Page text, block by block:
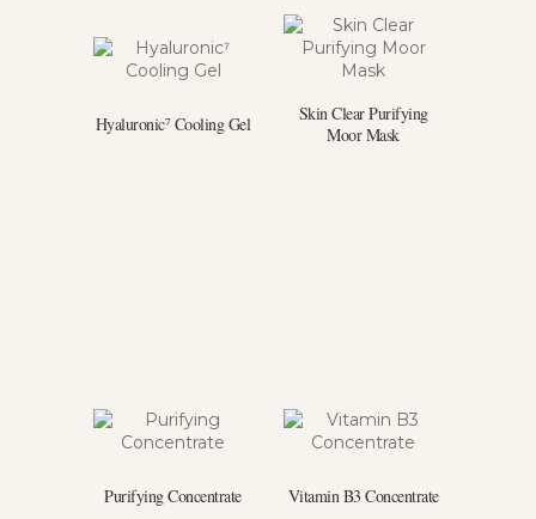
Hyaluronic⁷ Cooling Gel
Skin Clear Purifying
Moor Mask
Purifying Concentrate Vitamin B3 Concentrate